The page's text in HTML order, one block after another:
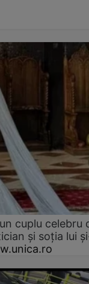
cuplu celebru
și soția lui